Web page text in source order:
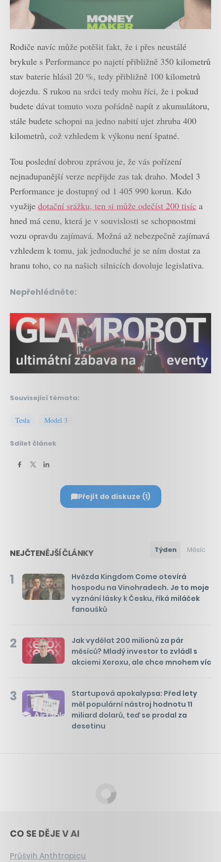
Rodiče navíc může potěšit fakt, že i přes neustálé
brykule s Performance po najetí přibližně 350 kilometrů
stav baterie hlásil 20 %, tedy přibližně 100 kilometrů
dojezdu. S rukou na srdci tedy mohu říci, že i pokud
budete dávat tomuto vozu pořádně napít z akumulátoru,
stále budete schopni na jedno nabití ujet zhruba 400
kilometrů, což vzhledem k výkonu není špatné.
Tou poslední dobrou zprávou je, že vás pořízení
nejnadupanější verze nepřijde zas tak draho. Model 3
Performance je dostupný od 1 405 990 korun. Kdo
využije dotační srážku, ten si může odečíst 200 tisíc a
hned má cenu, která je v souvislosti se schopnostmi
vozu opravdu zajímavá. Možná až nebezpečně zajímavá
vzhledem k tomu, jak jednoduché je se ním dostat za
hranu toho, co na našich silnicích dovoluje legislativa.
Nepřehlédněte:
Související témata:
Tesla Model 3
Sdílet článek
Přejít do diskuze (1)
NEJČTENĚJŠÍ ČLÁNKY Týden Měsíc
1
Hvězda Kingdom Come otevírá
hospodu na Vinohradech. Je to moje
vyznání lásky k Česku, říká miláček
fanoušků
2
Jak vydělat 200 milionů za pár
měsíců? Mladý investor to zvládl s
akciemi Xeroxu, ale chce mnohem víc
3
Startupová apokalypsa: Před lety
měl populární nástroj hodnotu 11
miliard dolarů, teď se prodal za
desetinu
CO SE DĚJE V AI
Průšvih Anthtropicu